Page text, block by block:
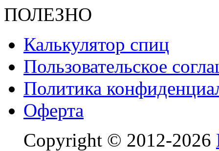
ПОЛЕЗНО
Калькулятор спиц
Пользовательское
Политика
Оферта
Copyright © 2012-2026